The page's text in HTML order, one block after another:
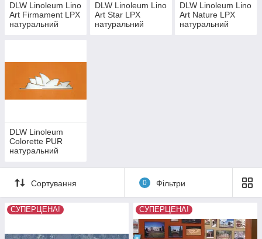
DLW Linoleum Lino
Art Firmament LPX
натуральний
DLW Linoleum Lino
Art Star LPX
натуральний
DLW Linoleum Lino
Art Nature LPX
натуральний
DLW Linoleum
Colorette PUR
натуральний
Сортування 0 Фільтри
СУПЕРЦЕНА! СУПЕРЦЕНА!